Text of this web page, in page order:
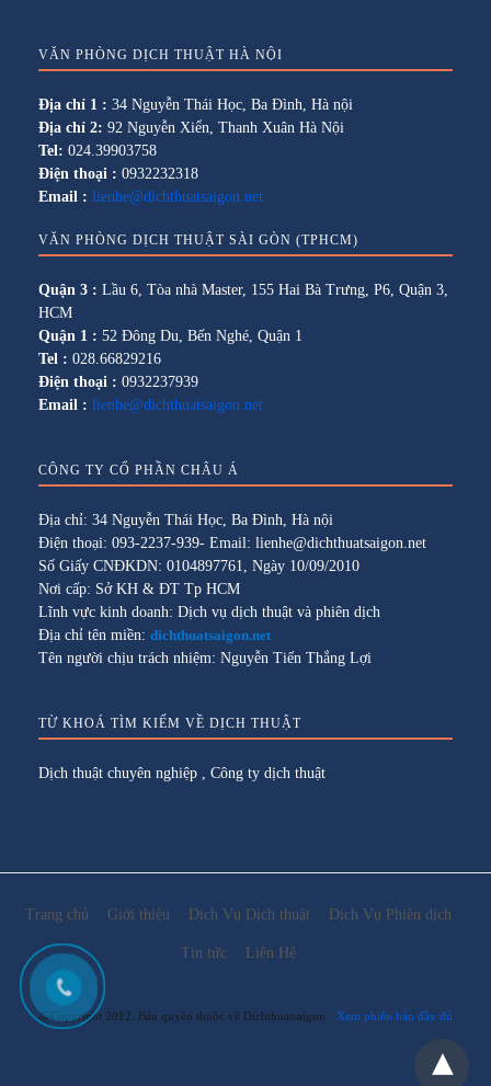
VĂN PHÒNG DỊCH THUẬT HÀ NỘI
Địa chỉ 1 : 34 Nguyễn Thái Học, Ba Đình, Hà nội
Địa chỉ 2: 92 Nguyễn Xiển, Thanh Xuân Hà Nội
Tel: 024.39903758
Điện thoại : 0932232318
Email : lienhe@dichthuatsaigon.net
VĂN PHÒNG DỊCH THUẬT SÀI GÒN (TPHCM)
Quận 3 : Lầu 6, Tòa nhà Master, 155 Hai Bà Trưng, P6, Quận 3,
HCM
Quận 1 : 52 Đông Du, Bến Nghé, Quận 1
Tel : 028.66829216
Điện thoại : 0932237939
Email : lienhe@dichthuatsaigon.net
CÔNG TY CỔ PHẦN CHÂU Á
Địa chỉ: 34 Nguyễn Thái Học, Ba Đình, Hà nội
Điện thoại: 093-2237-939- Email: lienhe@dichthuatsaigon.net
Số Giấy CNĐKDN: 0104897761, Ngày 10/09/2010
Nơi cấp: Sở KH & ĐT Tp HCM
Lĩnh vực kinh doanh: Dịch vụ dịch thuật và phiên dịch
Địa chỉ tên miền: dichthuatsaigon.net
Tên người chịu trách nhiệm: Nguyễn Tiến Thắng Lợi
TỪ KHOÁ TÌM KIẾM VỀ DỊCH THUẬT
Dịch thuật chuyên nghiệp , Công ty dịch thuật
Trang chủ Giới thiệu Dịch Vụ Dịch thuật Dịch Vụ Phiên dịch
Tin tức Liên Hệ
@Copyright 2012. Bản quyền thuộc về Dichthuatsaigon Xem phiên bản đầy đủ